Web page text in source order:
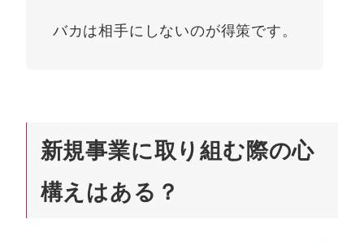
バカは相手にしないのが得策です。
新規事業に取り組む際の心
構えはある？